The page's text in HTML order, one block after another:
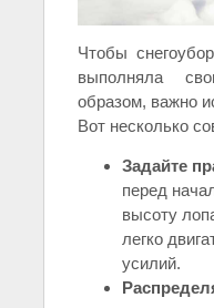
Чтобы
выполняла
образом, важно
Вот несколько
Задайте
перед
высоту
легко
усилий.